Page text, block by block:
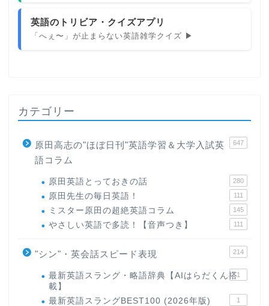
英語のトリビア・クイズアプリ
「へぇ〜」が止まらない英語雑学クイズ ▶
カテゴリー
原田高志の"ほぼ日刊"英語学習＆大学入試英
語コラム
647
原田英語とっておきの話 280
原田先生の毎日英語！ 111
ミスター原田の超絶英語コラム 145
やさしい英語で多読！【音声つき】 111
"シン"・英会話スピード表現 214
最新英語スラング・略語辞典【AIはらだくん搭
載】
1
最新英語スラングBEST100 (2026年版) 1